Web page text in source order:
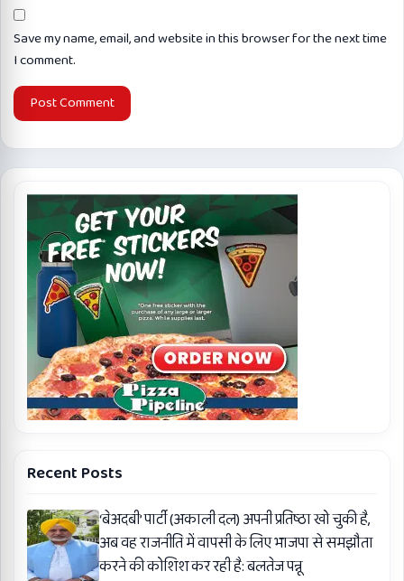
Save my name, email, and website in this browser for the next time
I comment.
Recent Posts
‘बेअदबी’ पार्टी (अकाली दल) अपनी प्रतिष्ठा खो चुकी है,
अब वह राजनीति में वापसी के लिए भाजपा से समझौता
करने की कोशिश कर रही है: बलतेज पन्नू